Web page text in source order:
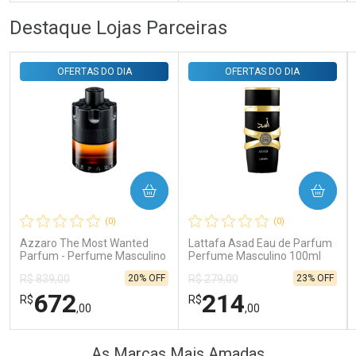
FECHAR
Laboratório
Comprar sem Desconto
Por R$ 41,57/cada
FECHAR
Por Menos
Comprar sem Desconto
Por R$ 41,57/cada
Comprar sem Desconto
Por R$ 16,79/cada
Comprar sem Desconto
Por R$ 16,79/cada
Destaque Lojas Parceiras
(0)
Azzaro The Most Wanted
Parfum - Perfume Masculino
OFERTAS DO DIA
R$ 839,00
R$672,00
20% OFF
COMPRAR
FECHAR
FECHAR
(0)
Lattafa Asad Eau de Parfum
Perfume Masculino 100ml
OFERTAS DO DIA
R$ 279,00
R$214,00
23% OFF
COMPRAR